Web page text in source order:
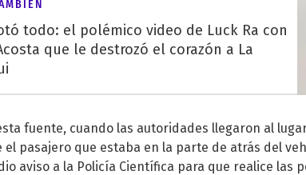
todo: el polémico video de Luck Ra con
que le destrozó el corazón a La
fuente, cuando las autoridades llegaron al
el pasajero que estaba en la parte de atrás del
aviso a la Policía Científica para que realice las